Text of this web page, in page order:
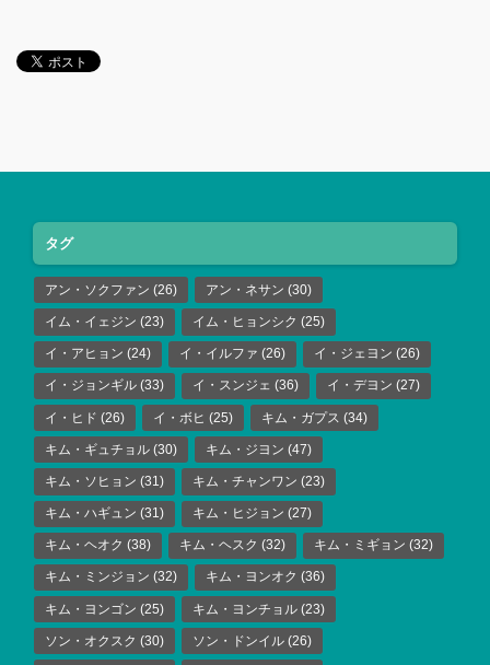
タグ
アン・ソクファン (26) アン・ネサン (30)
イム・イェジン (23) イム・ヒョンシク (25)
イ・アヒョン (24) イ・イルファ (26) イ・ジェヨン (26)
イ・ジョンギル (33) イ・スンジェ (36) イ・デヨン (27)
イ・ヒド (26) イ・ボヒ (25) キム・ガプス (34)
キム・ギュチョル (30) キム・ジヨン (47)
キム・ソヒョン (31) キム・チャンワン (23)
キム・ハギュン (31) キム・ヒジョン (27)
キム・ヘオク (38) キム・ヘスク (32) キム・ミギョン (32)
キム・ミンジョン (32) キム・ヨンオク (36)
キム・ヨンゴン (25) キム・ヨンチョル (23)
ソン・オクスク (30) ソン・ドンイル (26)